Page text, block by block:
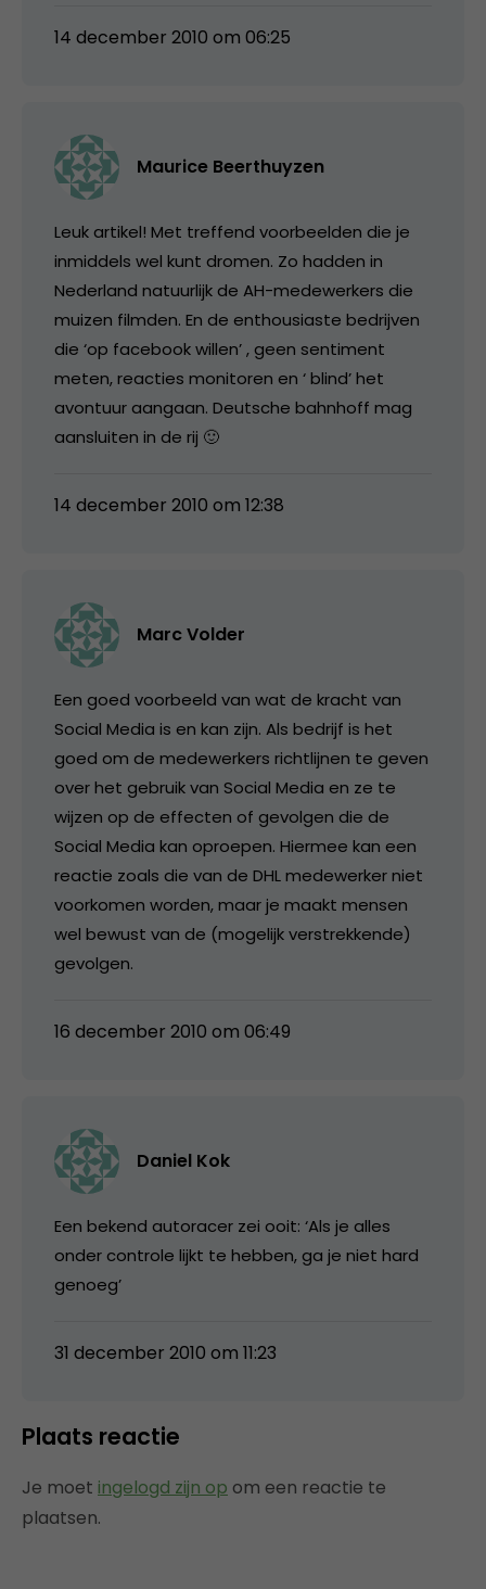
14 december 2010 om 06:25
Maurice Beerthuyzen
Leuk artikel! Met treffend voorbeelden die je
inmiddels wel kunt dromen. Zo hadden in
Nederland natuurlijk de AH-medewerkers die
muizen filmden. En de enthousiaste bedrijven
die ‘op facebook willen’ , geen sentiment
meten, reacties monitoren en ‘ blind’ het
avontuur aangaan. Deutsche bahnhoff mag
aansluiten in de rij 🙂
14 december 2010 om 12:38
Marc Volder
Een goed voorbeeld van wat de kracht van
Social Media is en kan zijn. Als bedrijf is het
goed om de medewerkers richtlijnen te geven
over het gebruik van Social Media en ze te
wijzen op de effecten of gevolgen die de
Social Media kan oproepen. Hiermee kan een
reactie zoals die van de DHL medewerker niet
voorkomen worden, maar je maakt mensen
wel bewust van de (mogelijk verstrekkende)
gevolgen.
16 december 2010 om 06:49
Daniel Kok
Een bekend autoracer zei ooit: ‘Als je alles
onder controle lijkt te hebben, ga je niet hard
genoeg’
31 december 2010 om 11:23
Plaats reactie
Je moet ingelogd zijn op om een reactie te
plaatsen.